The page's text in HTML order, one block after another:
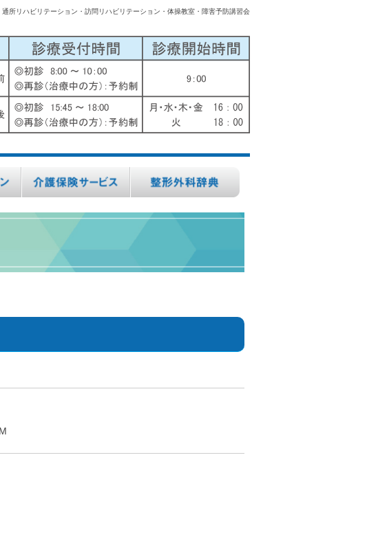
所リハビリテーション・訪問リハビリテーション・体操教室・障害予防講習会